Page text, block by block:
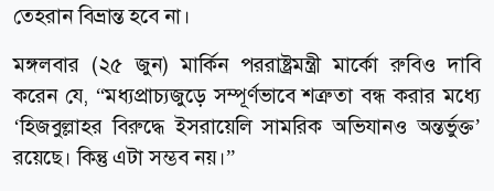
তেহরান বিভ্রান্ত হবে না।
মঙ্গলবার (২৫ জুন) মার্কিন পররাষ্ট্রমন্ত্রী মার্কো রুবিও দাবি
করেন যে, ‍“মধ্যপ্রাচ্যজুড়ে সম্পূর্ণভাবে শত্রুতা বন্ধ করার মধ্যে
‌‘হিজবুল্লাহর বিরুদ্ধে ইসরায়েলি সামরিক অভিযানও অন্তর্ভুক্ত’
রয়েছে। কিন্তু এটা সম্ভব নয়।”